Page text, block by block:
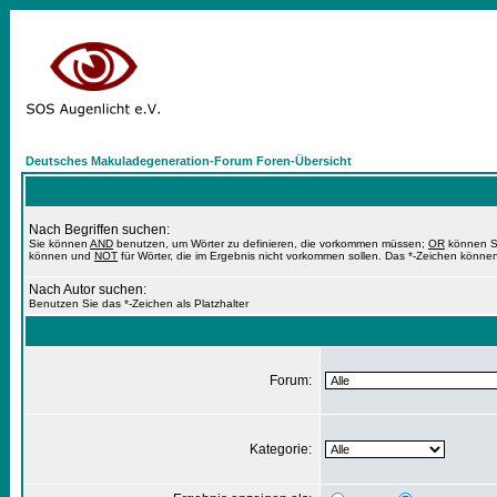
Deutsches Makuladegeneration-Forum Foren-Übersicht
Nach Begriffen suchen:
Sie können AND benutzen, um Wörter zu definieren, die vorkommen müssen; OR können
können und NOT für Wörter, die im Ergebnis nicht vorkommen sollen. Das *-Zeichen
Nach Autor suchen:
Benutzen Sie das *-Zeichen als Platzhalter
Forum:
Kategorie: